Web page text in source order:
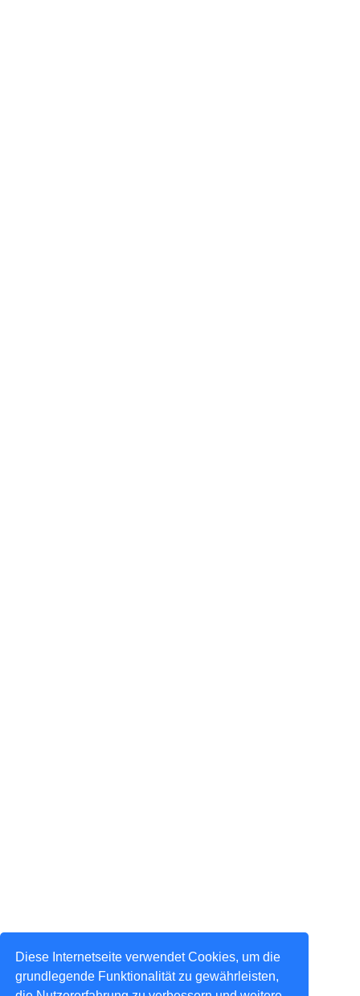
Diese Internetseite verwendet Cookies, um die
grundlegende Funktionalität zu gewährleisten,